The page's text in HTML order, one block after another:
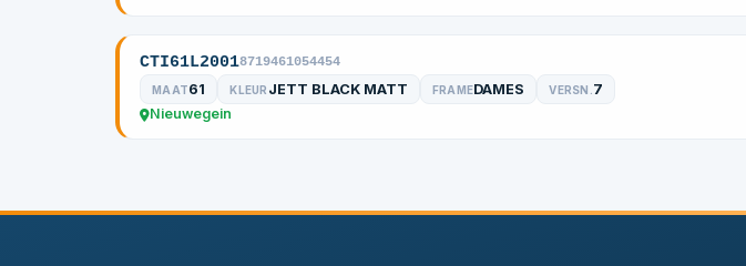
CTI61L20018719461054454
MAAT61 KLEUR JETT BLACK MATT FRAMEDAMES VERSN. 7
Nieuwegein